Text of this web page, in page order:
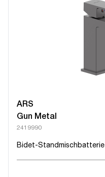
ARS
Gun Metal
2419990
Bidet-Standmischbatterie